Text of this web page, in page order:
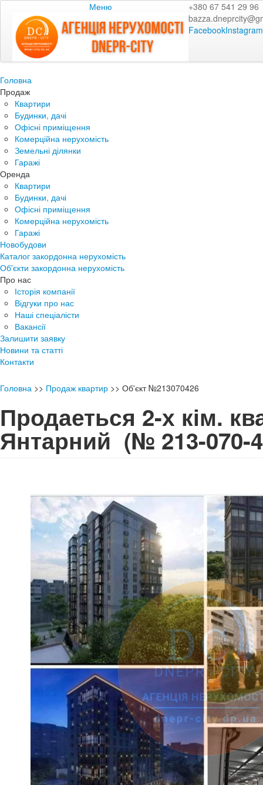
Меню
+380 67 541 29 96
FacebookInstagram
Головна
Продаж
Квартири
Будинки, дачі
Офісні приміщення
Комерційна нерухомість
Земельні ділянки
Гаражі
Оренда
Квартири
Будинки, дачі
Офісні приміщення
Комерційна нерухомість
Гаражі
Новобудови
Каталог закордонна нерухомість
Об'єкти закордонна нерухомість
Про нас
Історія компанії
Відгуки про нас
Наші спеціалісти
Вакансії
Залишити заявку
Новини та статті
Контакти
Головна >> Продаж квартир >> Об'єкт №213070426
Продаеться 2-х кім.
Янтарний (№ 213-070-